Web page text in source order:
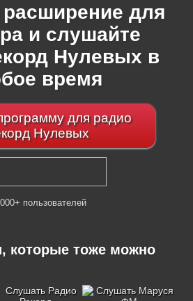
расширение для
и слушайте
Нулевых в
время
для радио
Нулевых
пользователей
которые тоже можно